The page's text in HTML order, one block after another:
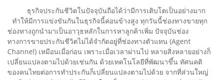
ธุรกิจประกันชีวิตในปัจจุบันถือได้ว่ามีการเติบโตเป็นอย่างมาก
ทำให้มีการแข่งขันกันในธุรกิจนี้ค่อนข้างสูง ทุกวันนี้ช่องทางขายทุก
ช่องทางถูกนำมาเป็นอาวุธหลักในการหาลูกค้าเพิ่ม ปัจจุบันช่อง
ทางการขายประกันชีวิตไม่ได้จำกัดอยู่ที่ช่องทางตัวแทน (Agent
Channel) เหมือนเมื่อก่อน เพราะเมื่อเวลาผ่านไป หลายสิ่งหลายอย่างก็
เปลี่ยนแปลงตามไปด้วยเช่นกัน ด้วยเทคโนโลยีที่พัฒนาขึ้น ทัศนคติ
ของคนไทยต่อการทำประกันก็เปลี่ยนแปลงตามไปด้วย จากที่ส่วนใหญ่